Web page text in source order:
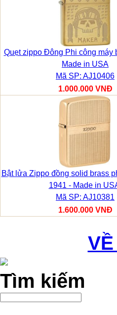
Quẹt zippo Đông Phi công máy
Made in USA
Mã SP: AJ10406
1.000.000 VNĐ
Bật lửa Zippo đồng solid brass
1941 - Made in
Mã SP: AJ10381
1.600.000 VNĐ
Tìm kiếm